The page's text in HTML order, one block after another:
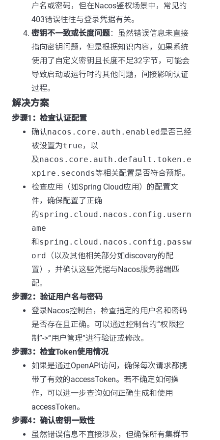
户名或密码，但在Nacos鉴权场景中，常见的
403错误往往与登录凭据有关。
密钥不一致或长度问题：虽然错误信息未直接
指向密钥问题，但是根据知识内容，如果系统
使用了自定义密钥且长度不足32字节，可能会
导致启动或运行时的其他问题，间接影响认证
过程。
解决方案
步骤1：检查认证配置
确认nacos.core.auth.enabled是否已经
被设置为true，以
及nacos.core.auth.default.token.e
xpire.seconds等相关配置是否符合预期。
检查应用（如Spring Cloud应用）的配置文
件，确保配置了正确
的spring.cloud.nacos.config.usern
ame
和spring.cloud.nacos.config.passw
ord （以及其他相关部分如discovery的配
置），并确认这些凭据与Nacos服务器端匹
配。
步骤2：验证用户名与密码
登录Nacos控制台，检查指定的用户名和密码
是否存在且正确。可以通过控制台的“权限控
制”->“用户管理”进行验证或修改。
步骤3：检查Token使用情况
如果是通过OpenAPI访问，确保每次请求都携
带了有效的accessToken。若不确定如何操
作，可以进一步查询如何正确生成和使用
accessToken。
步骤4：确认密钥一致性
虽然错误信息不直接涉及，但确保所有集群节